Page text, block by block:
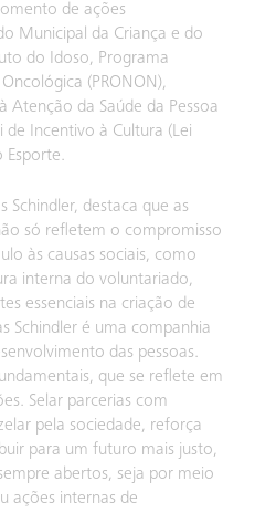
de ações
Municipal da Criança e do
do Idoso, Programa
(PRONON),
Atenção da Saúde da Pessoa
de Incentivo à Cultura (Lei
Esporte.
Schindler, destaca que as
só refletem o compromisso
às causas sociais, como
interna do voluntariado,
essenciais na criação de
Schindler é uma companhia
das pessoas.
que se reflete em
Selar parcerias com
pela sociedade, reforça
para um futuro mais justo,
abertos, seja por meio
ações internas de